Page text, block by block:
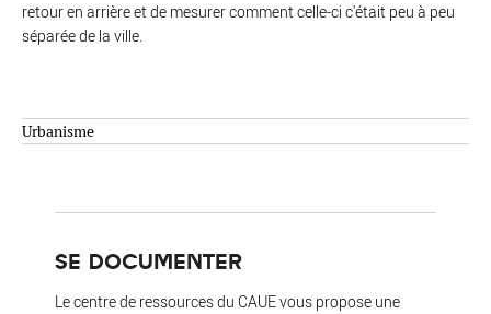
Urbanisme
SE DOCUMENTER
Le centre de ressources du CAUE vous propose une
retour en arrière et de mesurer comment celle-ci c'était peu à peu
séparée de la ville.